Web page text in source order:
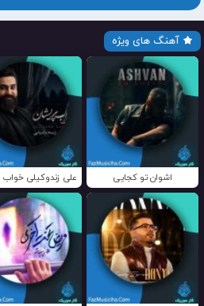
آهنگ های ویژه
اشوان تو کجایی علی زندوکیلی خواب